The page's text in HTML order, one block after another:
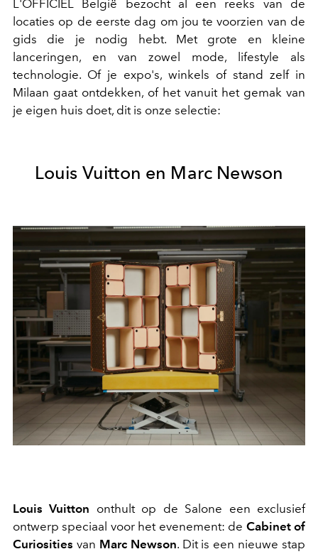
L'OFFICIEL België bezocht al een reeks van de
locaties op de eerste dag om jou te voorzien van de
gids die je nodig hebt. Met grote en kleine
lanceringen, en van zowel mode, lifestyle als
technologie. Of je expo's, winkels of stand zelf in
Milaan gaat ontdekken, of het vanuit het gemak van
je eigen huis doet, dit is onze selectie:
Louis Vuitton en Marc Newson
Louis Vuitton onthult op de Salone een exclusief
ontwerp speciaal voor het evenement: de Cabinet of
Curiosities van Marc Newson. Dit is een nieuwe stap